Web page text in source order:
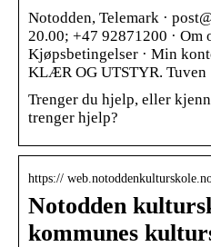
Notodden, Telemark ·
20.00; +47 92871200 · Om
Kjøpsbetingelser · Min
KLÆR OG UTSTYR.
Trenger du hjelp, eller
trenger hjelp?
https://
Notodden
kommunes